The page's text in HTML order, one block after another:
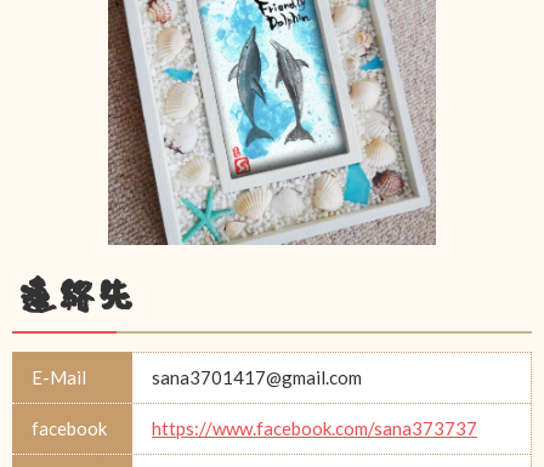
連絡先
E-Mail sana3701417@gmail.com
facebook https://www.facebook.com/sana373737